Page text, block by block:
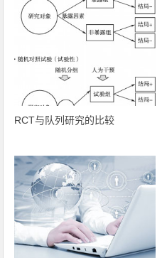
RCT与队列研究的比较